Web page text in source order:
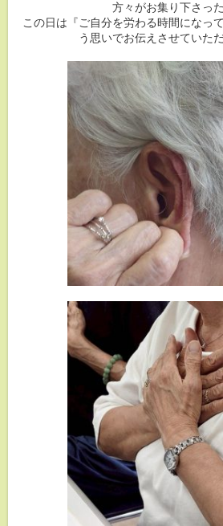
方々がお集り下さっ
この日は『ご自分を労わる時間になっ
う思いでお伝えさせていた